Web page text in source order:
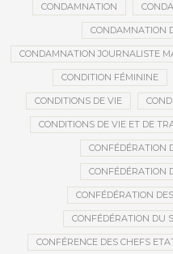
CONDAMNATION
CONDAMNATION
CONDAMNATION JOURNALISTE
CONDITION FÉMININE
CONDITIONS DE VIE
CONDITIONS DE VIE ET DE
CONFÉDÉRATION
CONFÉDÉRATION
CONFÉDÉRATION
CONFÉDÉRATION DU
CONFÉRENCE DES CHEFS